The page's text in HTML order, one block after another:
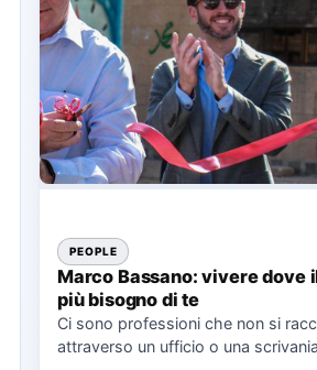
PEOPLE
Marco Bassano: vivere dove
più bisogno di te
Ci sono professioni che non si
attraverso un ufficio o una